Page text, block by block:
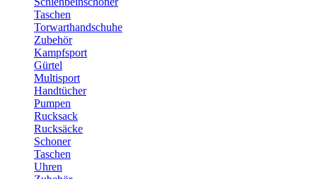
Taschen
Torwarthandschuhe
Zubehör
Kampfsport
Gürtel
Multisport
Handtücher
Pumpen
Rucksack
Rucksäcke
Schoner
Taschen
Uhren